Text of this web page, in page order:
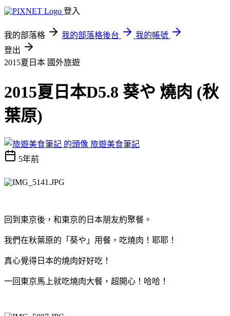
登入
我的部落格 我的部落格後台
我的帳號
登出
2015夏日本 國外旅遊
2015夏日本D5.8 葵や 燒肉 (秋
葉原)
旅遊美食筆記
5年前
回到東京後，和東京的日本朋友約聚餐。
我們在秋葉原的「葵や」用餐，吃燒肉！耶耶！
真心覺得日本的燒肉好好吃！
一回東京馬上就吃燒肉大餐，超開心！哈哈！